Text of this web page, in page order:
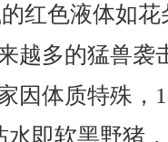
红色液体如
越多的猛兽袭
因体质特殊，
水即软黑野猪